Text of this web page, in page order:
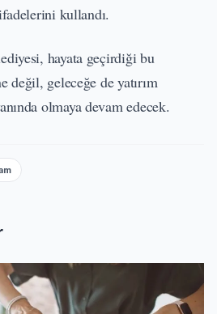
kullandı.
hayata geçirdiği bu
değil, geleceğe de yatırım
olmaya devam edecek.